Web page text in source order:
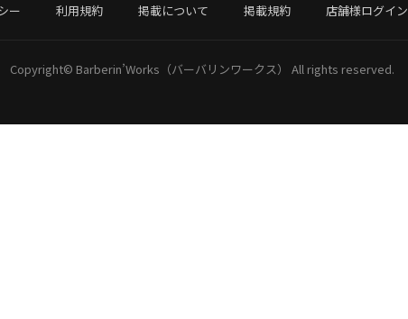
ー 利用規約 掲載について 掲載規約 店舗様ログイン
Copyright© Barberin’Works（バーバリンワークス） All rights reserved.